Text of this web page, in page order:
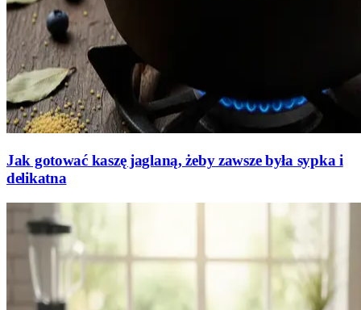
Jak gotować kaszę jaglaną, żeby zawsze była sypka i
delikatna